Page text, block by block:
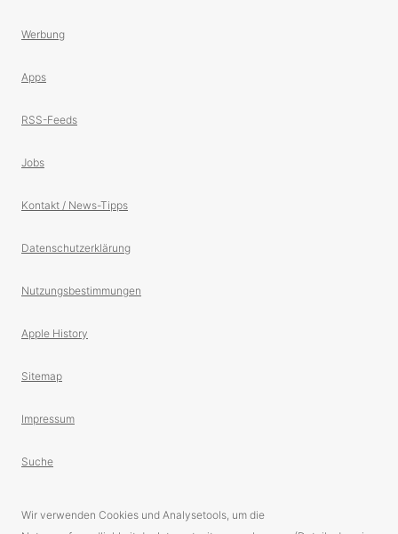
Werbung
Apps
RSS-Feeds
Jobs
Kontakt / News-Tipps
Datenschutzerklärung
Nutzungsbestimmungen
Apple History
Sitemap
Impressum
Suche
Wir verwenden Cookies und Analysetools, um die